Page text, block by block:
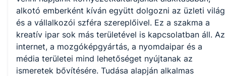
alkotó emberként kíván együtt dolgozni az üzleti világ
és a vállalkozói szféra szereplőivel. Ez a szakma a
kreatív ipar sok más területével is kapcsolatban áll. Az
internet, a mozgóképgyártás, a nyomdaipar és a
média területei mind lehetőséget nyújtanak az
ismeretek bővítésére. Tudása alapján alkalmas